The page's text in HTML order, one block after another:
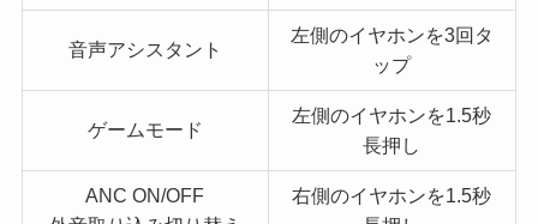
音声アシスタント
左側のイヤホンを3回タ
ップ
ゲームモード
左側のイヤホンを1.5秒
長押し
ANC ON/OFF
右側のイヤホンを1.5秒